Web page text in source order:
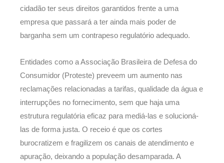
cidadão ter seus direitos garantidos frente a uma
empresa que passará a ter ainda mais poder de
barganha sem um contrapeso regulatório adequado.
Entidades como a Associação Brasileira de Defesa do
Consumidor (Proteste) preveem um aumento nas
reclamações relacionadas a tarifas, qualidade da água e
interrupções no fornecimento, sem que haja uma
estrutura regulatória eficaz para mediá-las e solucioná-
las de forma justa. O receio é que os cortes
burocratizem e fragilizem os canais de atendimento e
apuração, deixando a população desamparada. A